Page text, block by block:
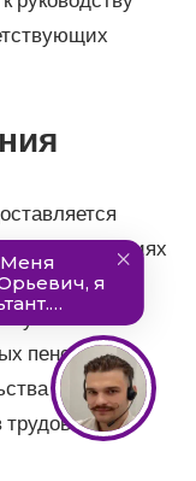
условиях
пенсию
пенсиях», в
№781 и